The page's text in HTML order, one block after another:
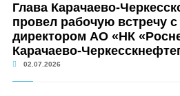
Глава Карачаево-
провел рабочую встречу
директором АО «НК
Карачаево-
02.07.2026